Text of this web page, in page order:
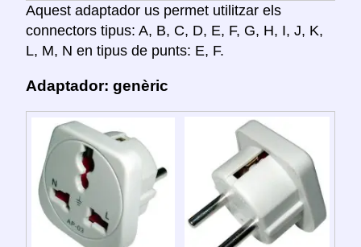
Aquest adaptador us permet utilitzar els
connectors tipus: A, B, C, D, E, F, G, H, I, J, K,
L, M, N en tipus de punts: E, F.
Adaptador: genèric